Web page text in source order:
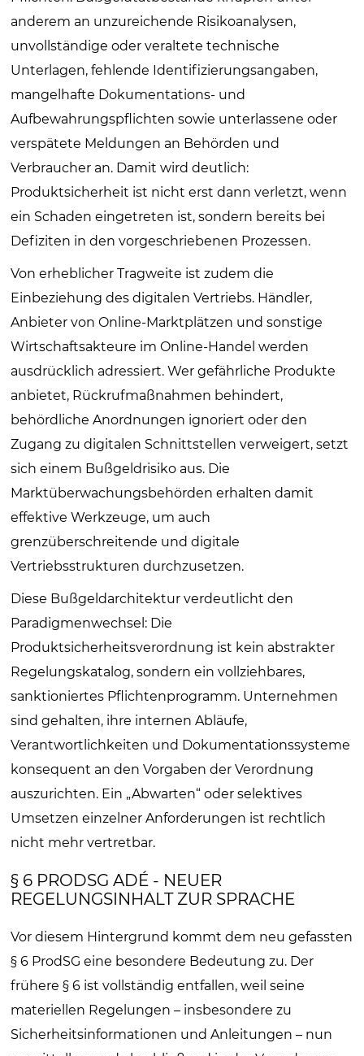
anderem an unzureichende Risikoanalysen,
unvollständige oder veraltete technische
Unterlagen, fehlende Identifizierungsangaben,
mangelhafte Dokumentations- und
Aufbewahrungspflichten sowie unterlassene oder
verspätete Meldungen an Behörden und
Verbraucher an. Damit wird deutlich:
Produktsicherheit ist nicht erst dann verletzt, wenn
ein Schaden eingetreten ist, sondern bereits bei
Defiziten in den vorgeschriebenen Prozessen.
Von erheblicher Tragweite ist zudem die
Einbeziehung des digitalen Vertriebs. Händler,
Anbieter von Online-Marktplätzen und sonstige
Wirtschaftsakteure im Online-Handel werden
ausdrücklich adressiert. Wer gefährliche Produkte
anbietet, Rückrufmaßnahmen behindert,
behördliche Anordnungen ignoriert oder den
Zugang zu digitalen Schnittstellen verweigert, setzt
sich einem Bußgeldrisiko aus. Die
Marktüberwachungsbehörden erhalten damit
effektive Werkzeuge, um auch
grenzüberschreitende und digitale
Vertriebsstrukturen durchzusetzen.
Diese Bußgeldarchitektur verdeutlicht den
Paradigmenwechsel: Die
Produktsicherheitsverordnung ist kein abstrakter
Regelungskatalog, sondern ein vollziehbares,
sanktioniertes Pflichtenprogramm. Unternehmen
sind gehalten, ihre internen Abläufe,
Verantwortlichkeiten und Dokumentationssysteme
konsequent an den Vorgaben der Verordnung
auszurichten. Ein „Abwarten“ oder selektives
Umsetzen einzelner Anforderungen ist rechtlich
nicht mehr vertretbar.
§ 6 PRODSG ADÉ - NEUER
REGELUNGSINHALT ZUR SPRACHE
Vor diesem Hintergrund kommt dem neu gefassten
§ 6 ProdSG eine besondere Bedeutung zu. Der
frühere § 6 ist vollständig entfallen, weil seine
materiellen Regelungen – insbesondere zu
Sicherheitsinformationen und Anleitungen – nun